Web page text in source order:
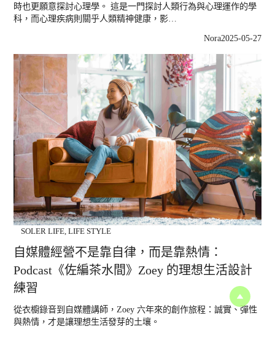
時也更願意探討心理學。 這是一門探討人類行為與心理運作的學
科，而心理疾病則關乎人類精神健康，影…
Nora2025-05-27
SOLER LIFE,LIFE STYLE
自媒體經營不是靠自律，而是靠熱情：
Podcast《佐編茶水間》Zoey 的理想生活設計
練習
從衣櫥錄音到自媒體講師，Zoey 六年來的創作旅程：誠實、彈性
與熱情，才是讓理想生活發芽的土壤。